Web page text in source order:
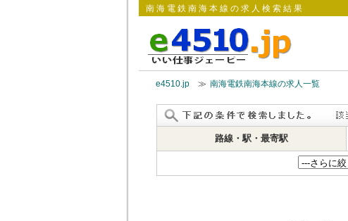
南海電鉄南海本線の求人検索結果
e4510.jp≫ 南海電鉄南海本線の求人一覧
路線・駅・最寄駅